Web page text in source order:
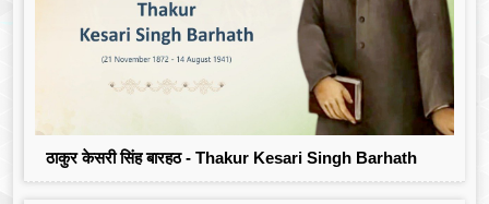
ठाकुर केसरी सिंह बारहठ - Thakur Kesari Singh Barhath